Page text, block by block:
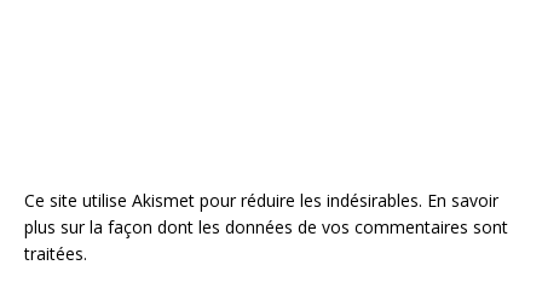
Ce site utilise Akismet pour réduire les indésirables. En savoir
plus sur la façon dont les données de vos commentaires sont
traitées.